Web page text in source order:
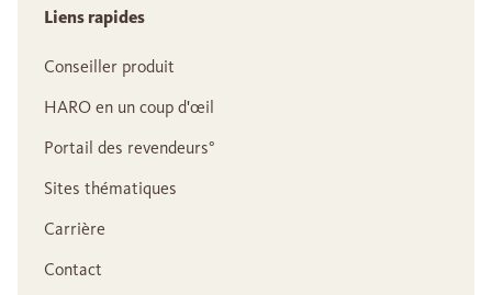
Liens rapides
Conseiller produit
HARO en un coup d'œil
Portail des revendeurs°
Sites thématiques
Carrière
Contact